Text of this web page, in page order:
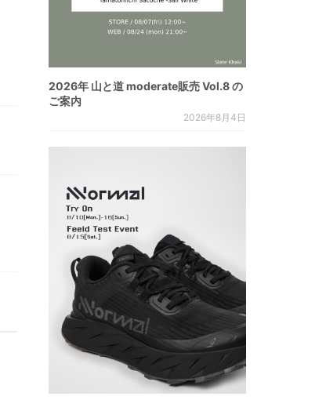
2026年 山と道 moderate販売 Vol.8 の
ご案内
2026年8月4日